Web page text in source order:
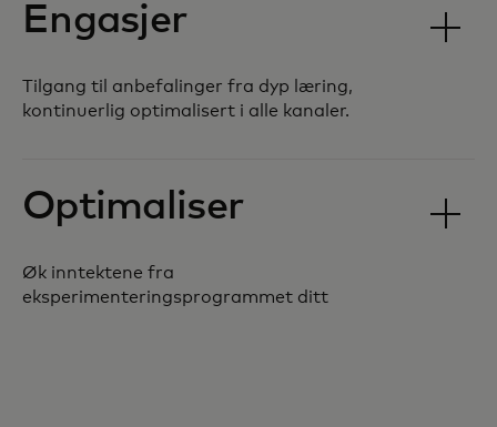
Engasjer
Tilgang til anbefalinger fra dyp læring,
kontinuerlig optimalisert i alle kanaler.
Optimaliser
Øk inntektene fra
eksperimenteringsprogrammet ditt